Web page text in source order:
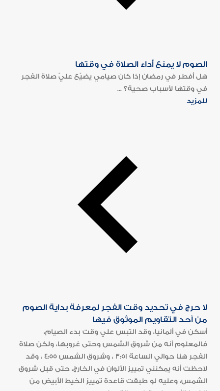
الصوم لا يمنع أداء الصلاة في وقتها
هل أفطر في رمضان إذا كان صيامي يضيّع عليّ صلاة الفجر
في وقتها لأسباب صحية؟ ...
للمزيد
لا حرج في تحديد وقت الفجر لمعرفة بداية الصوم
من أحد التقاويم الموثوق فيها
أسكن في ألمانيا، وقد التبس علي وقت بدء الصيام،
فالمعلوم أنه من شروق الشمس وحتى غروبها، ولكن صلاة
الفجر هنا حوالي الساعة 3:51 ، وشروق الشمس 4:55 ، وقد
لاحظت أنه يمكنني تمييز الألوان في الخارج، حتى قبل شروق
الشمس، وعليه لو طبقت قاعدة تمييز الخيط الأبيض من